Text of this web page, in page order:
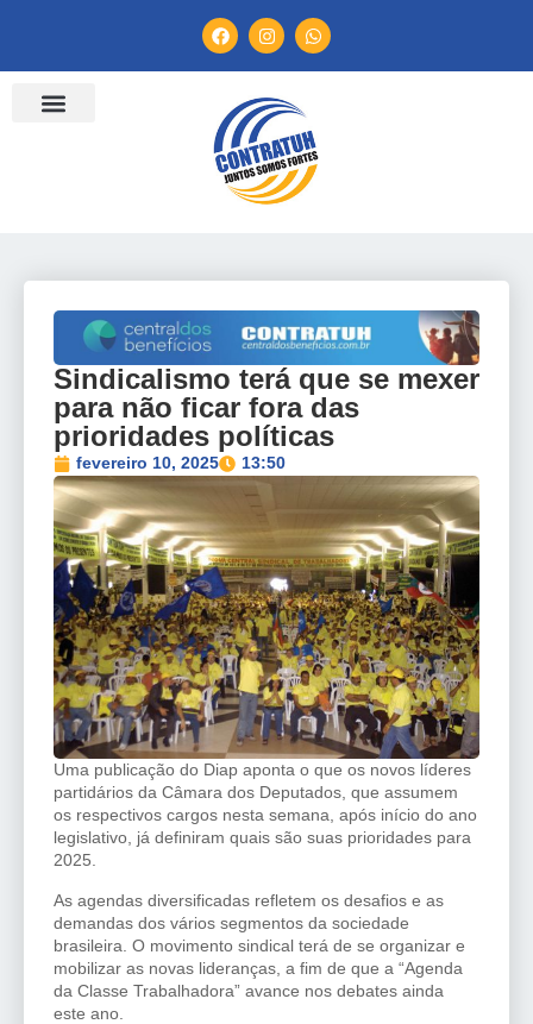
Sindicalismo terá que se mexer
para não ficar fora das
prioridades políticas
fevereiro 10, 2025 13:50
Uma publicação do Diap aponta o que os novos líderes
partidários da Câmara dos Deputados, que assumem
os respectivos cargos nesta semana, após início do ano
legislativo, já definiram quais são suas prioridades para
2025.
As agendas diversificadas refletem os desafios e as
demandas dos vários segmentos da sociedade
brasileira. O movimento sindical terá de se organizar e
mobilizar as novas lideranças, a fim de que a “Agenda
da Classe Trabalhadora” avance nos debates ainda
este ano.